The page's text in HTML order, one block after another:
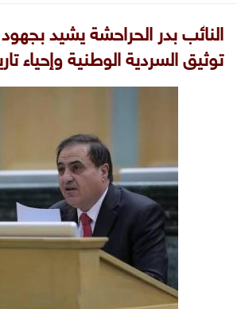
النائب بدر الحراحشة يشيد
توثيق السردية الوطنية وإحياء